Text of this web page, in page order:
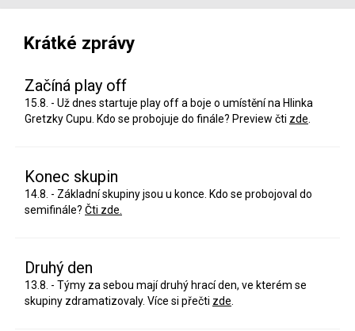
Krátké zprávy
Začíná play off
15.8. - Už dnes startuje play off a boje o umístění na Hlinka
Gretzky Cupu. Kdo se probojuje do finále? Preview čti zde
Konec skupin
14.8. - Základní skupiny jsou u konce. Kdo se probojoval do
semifinále? Čti zde.
Druhý den
13.8. - Týmy za sebou mají druhý hrací den, ve kterém se
skupiny zdramatizovaly. Více si přečti zde